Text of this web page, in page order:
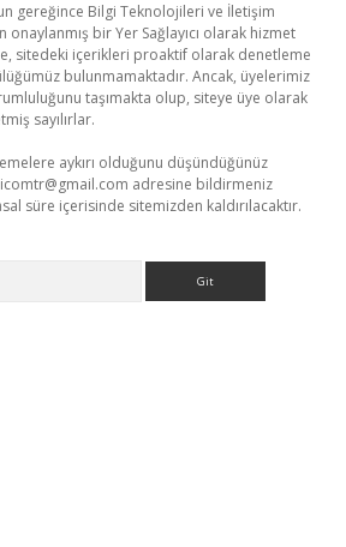
gereğince Bilgi Teknolojileri ve İletişim
onaylanmış bir Yer Sağlayıcı olarak hizmet
sitedeki içerikleri proaktif olarak denetleme
bulunmamaktadır. Ancak, üyelerimiz
taşımakta olup, siteye üye olarak
sayılırlar.
aykırı olduğunu düşündüğünüz
adresine bildirmeniz
süre içerisinde sitemizden kaldırılacaktır.